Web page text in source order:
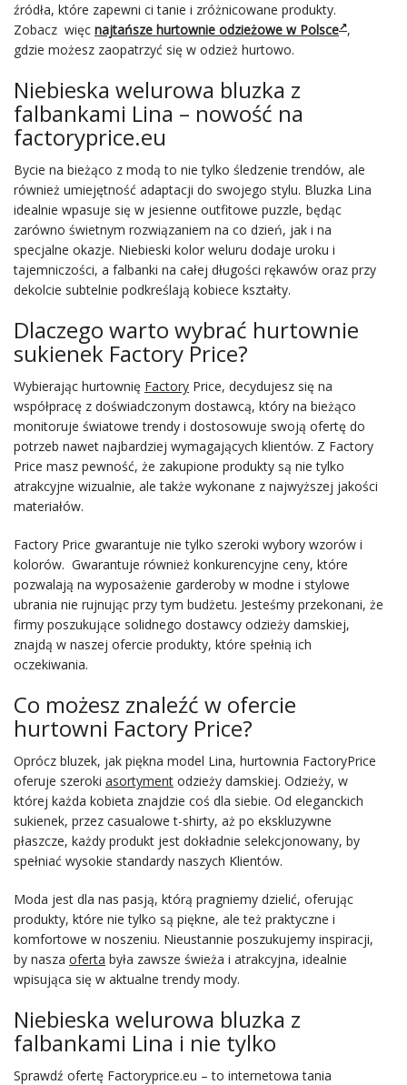
źródła, które zapewni ci tanie i zróżnicowane produkty.
Zobacz więc najtańsze hurtownie odzieżowe w Polsce ,
gdzie możesz zaopatrzyć się w odzież hurtowo.
Niebieska welurowa bluzka z
falbankami Lina – nowość na
factoryprice.eu
Bycie na bieżąco z modą to nie tylko śledzenie trendów, ale
również umiejętność adaptacji do swojego stylu. Bluzka Lina
idealnie wpasuje się w jesienne outfitowe puzzle, będąc
zarówno świetnym rozwiązaniem na co dzień, jak i na
specjalne okazje. Niebieski kolor weluru dodaje uroku i
tajemniczości, a falbanki na całej długości rękawów oraz przy
dekolcie subtelnie podkreślają kobiece kształty.
Dlaczego warto wybrać hurtownie
sukienek Factory Price?
Wybierając hurtownię Factory Price, decydujesz się na
współpracę z doświadczonym dostawcą, który na bieżąco
monitoruje światowe trendy i dostosowuje swoją ofertę do
potrzeb nawet najbardziej wymagających klientów. Z Factory
Price masz pewność, że zakupione produkty są nie tylko
atrakcyjne wizualnie, ale także wykonane z najwyższej jakości
materiałów.
Factory Price gwarantuje nie tylko szeroki wybory wzorów i
kolorów. Gwarantuje również konkurencyjne ceny, które
pozwalają na wyposażenie garderoby w modne i stylowe
ubrania nie rujnując przy tym budżetu. Jesteśmy przekonani, że
firmy poszukujące solidnego dostawcy odzieży damskiej,
znajdą w naszej ofercie produkty, które spełnią ich
oczekiwania.
Co możesz znaleźć w ofercie
hurtowni Factory Price?
Oprócz bluzek, jak piękna model Lina, hurtownia FactoryPrice
oferuje szeroki asortyment odzieży damskiej. Odzieży, w
której każda kobieta znajdzie coś dla siebie. Od eleganckich
sukienek, przez casualowe t-shirty, aż po ekskluzywne
płaszcze, każdy produkt jest dokładnie selekcjonowany, by
spełniać wysokie standardy naszych Klientów.
Moda jest dla nas pasją, którą pragniemy dzielić, oferując
produkty, które nie tylko są piękne, ale też praktyczne i
komfortowe w noszeniu. Nieustannie poszukujemy inspiracji,
by nasza oferta była zawsze świeża i atrakcyjna, idealnie
wpisująca się w aktualne trendy mody.
Niebieska welurowa bluzka z
falbankami Lina i nie tylko
Sprawdź ofertę Factoryprice.eu – to internetowa tania